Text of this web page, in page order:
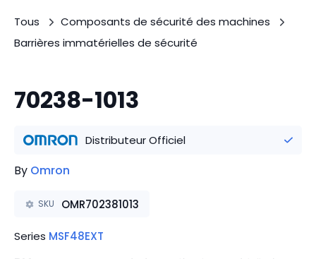
Tous
Composants de sécurité des machines
Barrières immatérielles de sécurité
70238-1013
Distributeur Officiel
By Omron
SKU OMR702381013
Series MSF48EXT